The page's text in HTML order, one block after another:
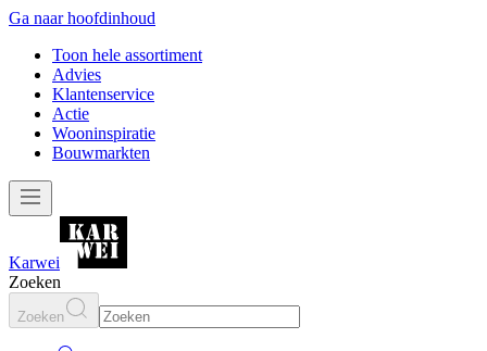
Ga naar hoofdinhoud
Toon hele assortiment
Advies
Klantenservice
Actie
Wooninspiratie
Bouwmarkten
Karwei
Zoeken
Zoeken